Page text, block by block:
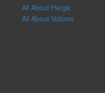
All About Harga
All About Volume